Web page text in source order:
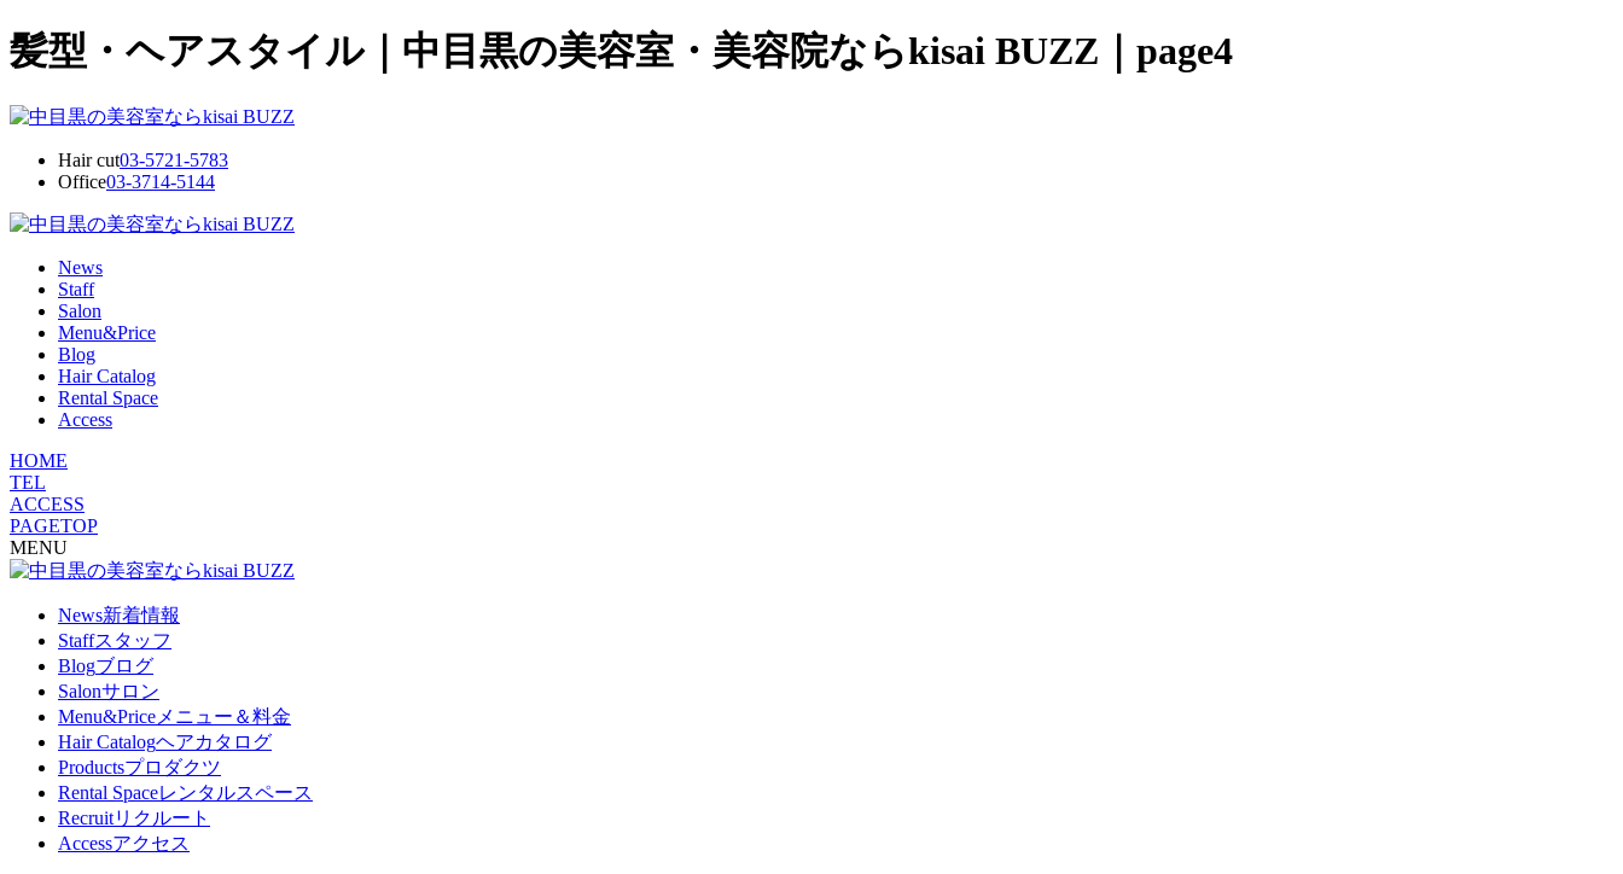
髪型・ヘアスタイル｜中目黒の美容室・美容院ならkisai BUZZ｜page4
Hair cut03-5721-5783
Office03-3714-5144
News
Staff
Salon
Menu&Price
Blog
Hair Catalog
Rental Space
Access
HOME
TEL
ACCESS
PAGETOP
MENU
News新着情報
Staffスタッフ
Blogブログ
Salonサロン
Menu&Price メニュー＆料金
Hair Catalogヘアカタログ
Productsプロダクツ
Rental Spaceレンタルスペース
Recruitリクルート
Accessアクセス